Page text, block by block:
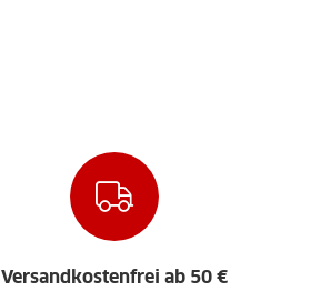
Versandkostenfrei ab 50 €